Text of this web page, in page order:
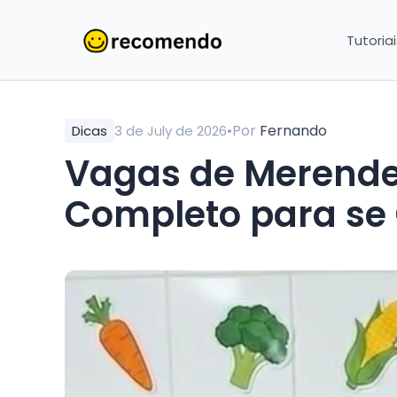
Dicas 3 de July de 2026•Por Fernando
Vagas de
Completo para